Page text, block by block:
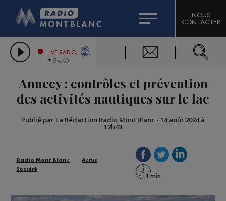
LES CHRONIQUES DE L'EXPERT
CITIZEN MACHINERY
GRAND MASSIF DOMAINES SKIABLES
BIGARD
COMPAGNIE DU MONT-BLANC
NOUS
CONTACTER
LIVE RADIO
94.60
Annecy : contrôles et prévention
des activités nautiques sur le lac
Publié par La Rédaction Radio Mont Blanc - 14 août 2024 à
12h43
Radio Mont Blanc
Actus
Société